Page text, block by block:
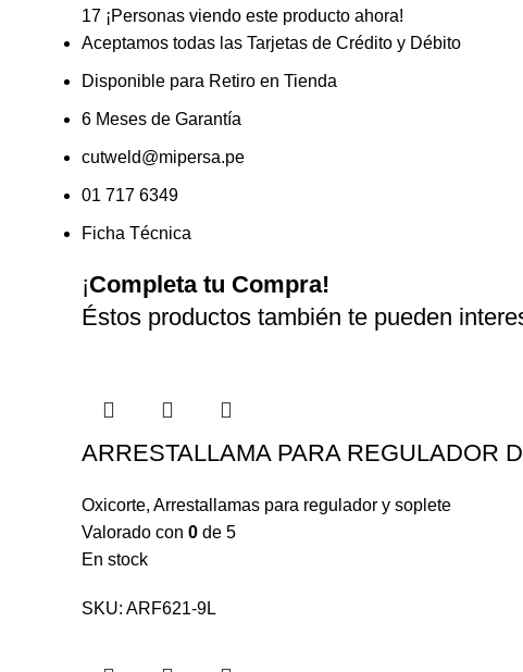
17 ¡Personas viendo este producto ahora!
Aceptamos todas las Tarjetas de Crédito y Débito
Disponible para Retiro en Tienda
6 Meses de Garantía
cutweld@mipersa.pe
01 717 6349
Ficha Técnica
¡Completa tu Compra!
Éstos productos también te pueden
ARRESTALLAMA PARA REGULADOR
Oxicorte, Arrestallamas para regulador y soplete
Valorado con 0 de 5
En stock
SKU: ARF621-9L